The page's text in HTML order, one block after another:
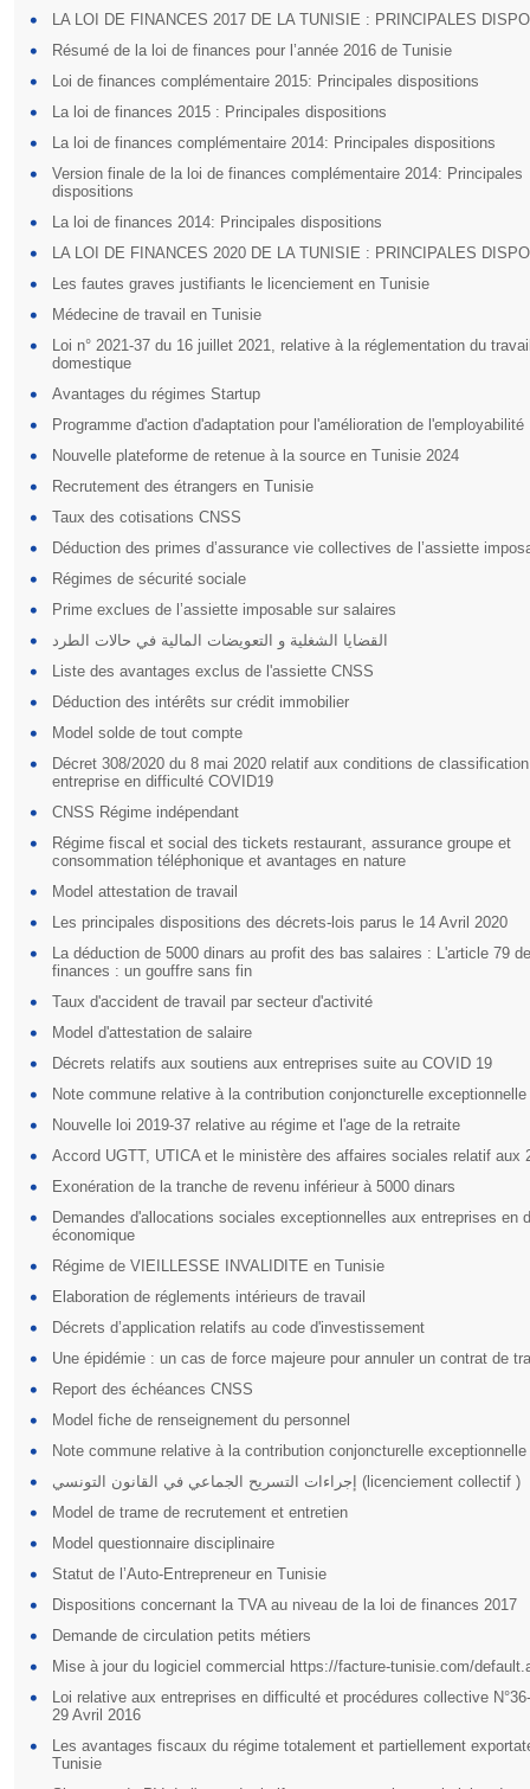
LA LOI DE FINANCES 2017 DE LA TUNISIE : PRINCIPALES
Résumé de la loi de finances pour l’année 2016 de Tunisie
Loi de finances complémentaire 2015: Principales dispositions
La loi de finances 2015 : Principales dispositions
La loi de finances complémentaire 2014: Principales dispositions
Version finale de la loi de finances complémentaire 2014: Principales
dispositions
La loi de finances 2014: Principales dispositions
LA LOI DE FINANCES 2020 DE LA TUNISIE : PRINCIPALES
Les fautes graves justifiants le licenciement en Tunisie
Médecine de travail en Tunisie
Loi n° 2021-37 du 16 juillet 2021, relative à la réglementation du
domestique
Avantages du régimes Startup
Programme d'action d'adaptation pour l'amélioration de l'employabilité
Nouvelle plateforme de retenue à la source en Tunisie 2024
Recrutement des étrangers en Tunisie
Taux des cotisations CNSS
Déduction des primes d’assurance vie collectives de l’assiette
Régimes de sécurité sociale
Prime exclues de l’assiette imposable sur salaires
القضايا الشغلية و التعويضات المالية في حالات الطرد
Liste des avantages exclus de l'assiette CNSS
Déduction des intérêts sur crédit immobilier
Model solde de tout compte
Décret 308/2020 du 8 mai 2020 relatif aux conditions de
entreprise en difficulté COVID19
CNSS Régime indépendant
Régime fiscal et social des tickets restaurant, assurance groupe et
consommation téléphonique et avantages en nature
Model attestation de travail
Les principales dispositions des décrets-lois parus le 14 Avril 2020
La déduction de 5000 dinars au profit des bas salaires : L'article 79
finances : un gouffre sans fin
Taux d'accident de travail par secteur d'activité
Model d'attestation de salaire
Décrets relatifs aux soutiens aux entreprises suite au COVID 19
Note commune relative à la contribution conjoncturelle exceptionnelle
Nouvelle loi 2019-37 relative au régime et l'age de la retraite
Accord UGTT, UTICA et le ministère des affaires sociales relatif aux
Exonération de la tranche de revenu inférieur à 5000 dinars
Demandes d'allocations sociales exceptionnelles aux entreprises en
économique
Régime de VIEILLESSE INVALIDITE en Tunisie
Elaboration de réglements intérieurs de travail
Décrets d’application relatifs au code d'investissement
Une épidémie : un cas de force majeure pour annuler un contrat de
Report des échéances CNSS
Model fiche de renseignement du personnel
Note commune relative à la contribution conjoncturelle exceptionnelle
إجراءات التسريح الجماعي في القانون التونسي (licenciement collectif )
Model de trame de recrutement et entretien
Model questionnaire disciplinaire
Statut de l’Auto-Entrepreneur en Tunisie
Dispositions concernant la TVA au niveau de la loi de finances 2017
Demande de circulation petits métiers
Mise à jour du logiciel commercial https://facture-tunisie.com/
Loi relative aux entreprises en difficulté et procédures collective
29 Avril 2016
Les avantages fiscaux du régime totalement et partiellement
Tunisie